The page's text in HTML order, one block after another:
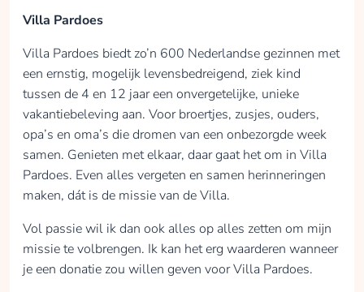
Villa Pardoes
Villa Pardoes biedt zo’n 600 Nederlandse gezinnen met
een ernstig, mogelijk levensbedreigend, ziek kind
tussen de 4 en 12 jaar een onvergetelijke, unieke
vakantiebeleving aan. Voor broertjes, zusjes, ouders,
opa’s en oma’s die dromen van een onbezorgde week
samen. Genieten met elkaar, daar gaat het om in Villa
Pardoes. Even alles vergeten en samen herinneringen
maken, dát is de missie van de Villa.
Vol passie wil ik dan ook alles op alles zetten om mijn
missie te volbrengen. Ik kan het erg waarderen wanneer
je een donatie zou willen geven voor Villa Pardoes.